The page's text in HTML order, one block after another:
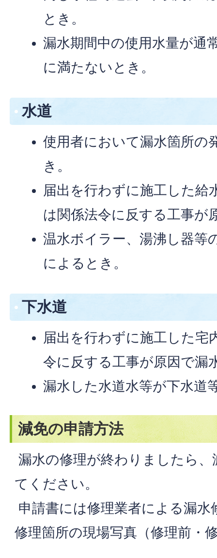
とき。
漏水期間中の使用水量が通
に満たないとき。
水道
使用者において漏水箇所の
き。
届出を行わずに施工した給
は関係法令に反する工事が
温水ボイラー、湯沸し器等
によるとき。
下水道
届出を行わずに施工した宅
令に反する工事が原因で漏
漏水した水道水等が下水道
減免の申請方法
漏水の修理が終わりましたら、
てください。
申請書には修理業者による漏水
修理箇所の現場写真（修理前・